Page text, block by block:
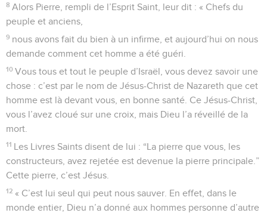
8 Alors Pierre, rempli de l’Esprit Saint, leur dit : « Chefs du
peuple et anciens,
9 nous avons fait du bien à un infirme, et aujourd’hui on nous
demande comment cet homme a été guéri.
10 Vous tous et tout le peuple d’Israël, vous devez savoir une
chose : c’est par le nom de Jésus-Christ de Nazareth que cet
homme est là devant vous, en bonne santé. Ce Jésus-Christ,
vous l’avez cloué sur une croix, mais Dieu l’a réveillé de la
mort.
11 Les Livres Saints disent de lui : “La pierre que vous, les
constructeurs, avez rejetée est devenue la pierre principale.”
Cette pierre, c’est Jésus.
12 « C’est lui seul qui peut nous sauver. En effet, dans le
monde entier, Dieu n’a donné aux hommes personne d’autre